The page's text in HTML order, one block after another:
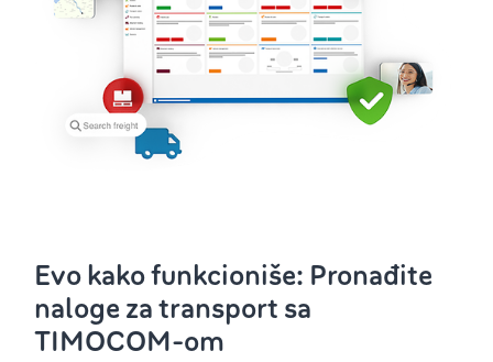
Evo kako funkcioniše: Pronađite
naloge za transport sa
TIMOCOM-om